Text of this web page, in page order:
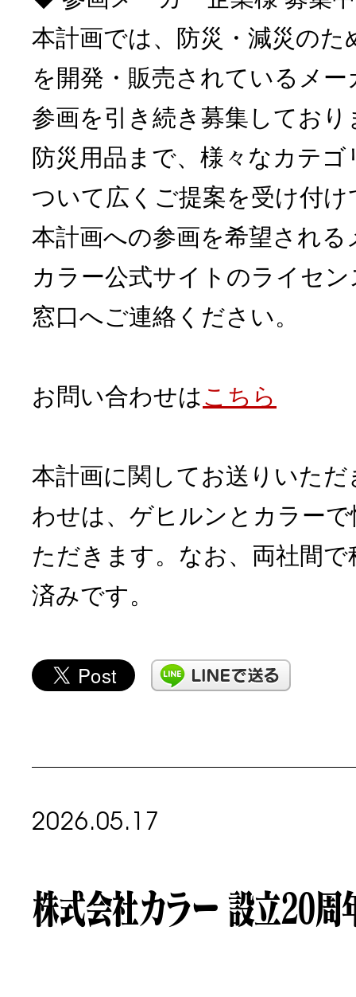
本計画では、防災・減災のた
を開発・販売されているメ
参画を引き続き募集してお
防災用品まで、様々なカテ
ついて広くご提案を受け付
本計画への参画を希望される
カラー公式サイトのライセ
窓口へご連絡ください。
お問い合わせは こちら
本計画に関してお送りいた
わせは、ゲヒルンとカラー
ただきます。なお、両社間
済みです。
2026.05.17
株式会社カラー 設立20周